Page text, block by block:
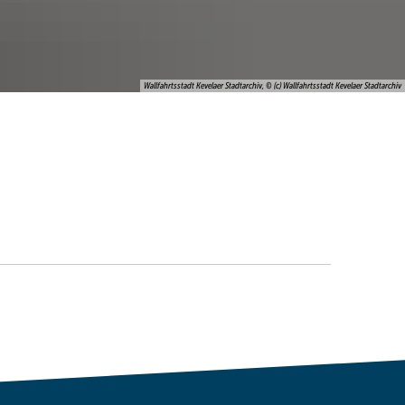
Wallfahrtsstadt Kevelaer Stadtarchiv, © (c) Wallfahrtsstadt Kevelaer Stadtarchiv